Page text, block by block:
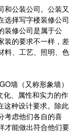
和公装公司。公装又
选择写字楼装修公司
装修公司是属于公
装的要求不一样，差
料、工艺、照明、色
墙（又称形象墙）
化、属性和实力的作
这种设计要求。除此
考虑他们各自的喜
才能做出符合他们要